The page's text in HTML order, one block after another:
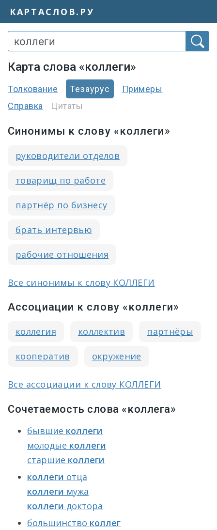
КАРТАСЛОВ.РУ
Карта слова «коллеги»
Толкование Тезаурус
Примеры
Справка
Цитаты
Синонимы к слову «коллеги»
руководители отделов
товарищ по работе
партнёр по бизнесу
брать интервью
рабочие отношения
Все синонимы к слову КОЛЛЕГИ
Ассоциации к слову «коллеги»
коллегия коллектив партнёры
кооператив окружение
Все ассоциации к слову КОЛЛЕГИ
Сочетаемость слова «коллега»
бывшие коллеги
молодые коллеги
старшие коллеги
коллеги отца
коллеги мужа
коллеги доктора
большинство коллег